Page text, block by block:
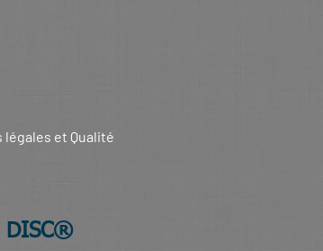
légales et Qualité
DISC®